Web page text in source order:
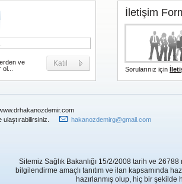
ve
Katıl
İletişim
Sorularınız için
hakanozdemirg@gmail.com
Sitemiz Sağlık Bakanlığı 15/2/2008 tarih ve
bilgilendirme amaçlı tanıtım ve ilan kapsamında
hazırlanmış olup, hiç bir şekilde